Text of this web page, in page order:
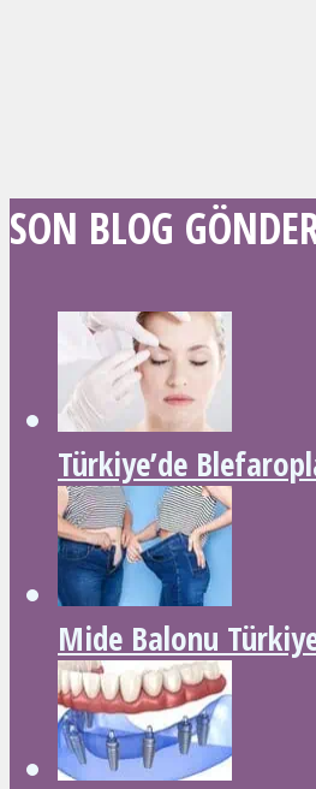
SON BLOG
Türkiye’de
Mide Balonu